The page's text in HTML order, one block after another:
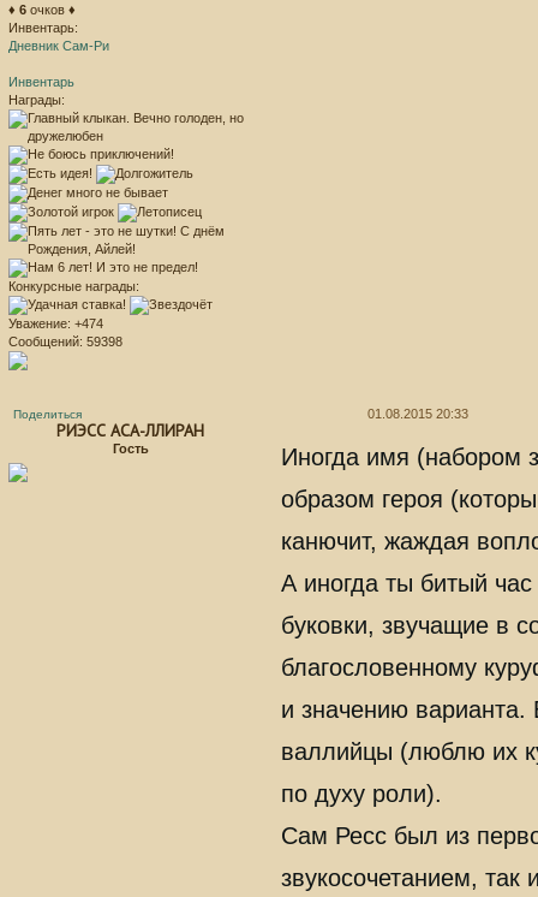
♦ 6 очков ♦
Инвентарь:
Дневник Сам-Ри
Инвентарь
Награды:
Конкурсные награды:
Уважение: +474
Сообщений: 59398
Поделиться 01.08.2015 20:33
РИЭСС АСА-ЛЛИРАН
Гость
Иногда имя (набором
образом героя
канючит, жаждая
А иногда ты битый
буковки, звучащие в
благословенному
и значению
валлийцы (люблю их
по духу роли).
Сам Ресс был из
звукосочетанием, так